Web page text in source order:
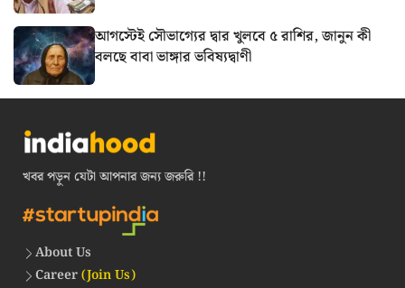
আগস্টেই সৌভাগ্যের দ্বার খুলবে ৫ রাশির, জানুন কী
বলছে বাবা ভাঙ্গার ভবিষ্যদ্বাণী
খবর পড়ুন যেটা আপনার জন্য জরুরি !!
About Us
Career(Join Us)